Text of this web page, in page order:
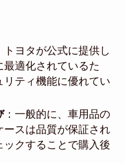
トヨタが公式に提供し
適化されているた
ティ機能に優れてい
：一般的に、車用品の
スは品質が保証され
クすることで購入後